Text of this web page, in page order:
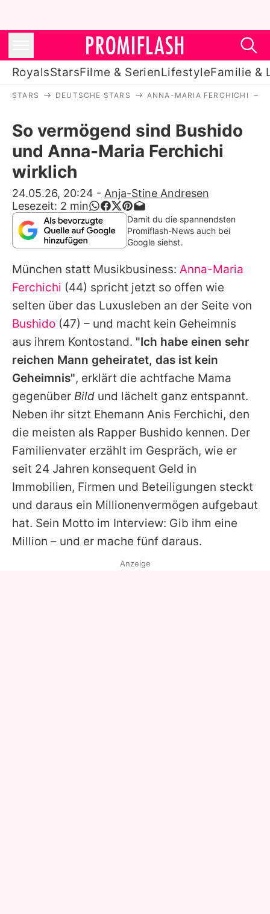
RoyalsStarsFilme & SerienLifestyleFamilie &
Stars
Filme & Serien
Lifestyle
Familie & Liebe
Promiflash Exklusiv
Alle Themen auf Promiflash
Jobs
App runterladen
Team
Redaktionelle Richtlinien
Impressum
Datenschutzerklärung
Nutzungsbedingungen
Utiq verwalten
STARS DEUTSCHE STARS ANNA-MARIA FERCHICHI
So vermögend sind Bushido
und Anna-Maria Ferchichi
wirklich
24.05.26, 20:24 - Anja-Stine Andresen
Lesezeit: 2 min
Damit du die spannendsten
Promiflash-News auch bei
Google siehst.
München statt Musikbusiness: Anna-Maria
Ferchichi (44) spricht jetzt so offen wie
selten über das Luxusleben an der Seite von
Bushido (47) – und macht kein Geheimnis
aus ihrem Kontostand. "Ich habe einen sehr
reichen Mann geheiratet, das ist kein
Geheimnis", erklärt die achtfache Mama
gegenüber Bild und lächelt ganz entspannt.
Neben ihr sitzt Ehemann Anis Ferchichi, den
die meisten als Rapper Bushido kennen. Der
Familienvater erzählt im Gespräch, wie er
seit 24 Jahren konsequent Geld in
Immobilien, Firmen und Beteiligungen steckt
und daraus ein Millionenvermögen aufgebaut
hat. Sein Motto im Interview: Gib ihm eine
Million – und er mache fünf daraus.
Anzeige